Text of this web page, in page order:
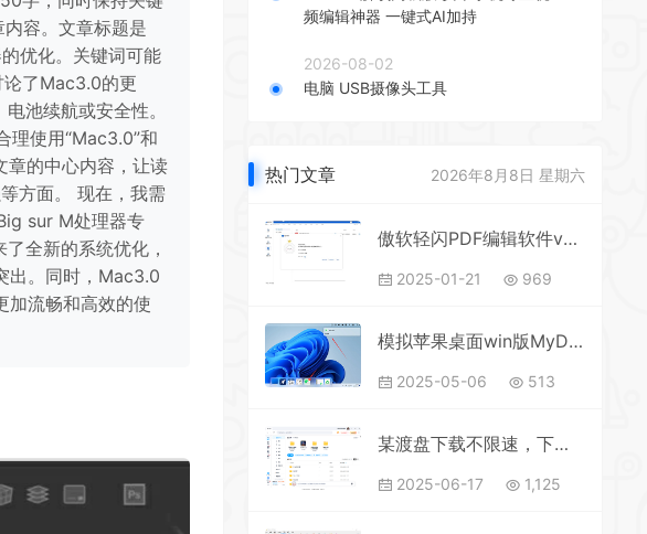
容。文章标题是
优化。关键词可能
论了Mac3.0的更
池续航或安全性。
理使用“Mac3.0”和
章的中心内容，让读
方面。 现在，我需
sur M处理器专
全新的系统优化，
出。同时，Mac3.0
加流畅和高效的使
频编辑神器 一键式AI加持
2026-08-02
电脑 USB摄像头工具
热门文章 2026年8月8日 星期六
傲软轻闪PDF编辑软件v2.15.6.7
2025-01-21 969
模拟苹果桌面win版MyDockFinderv1.10
2025-05-06 513
某渡盘下载不限速，下载解压直接用，无需安装
2025-06-17 1,125